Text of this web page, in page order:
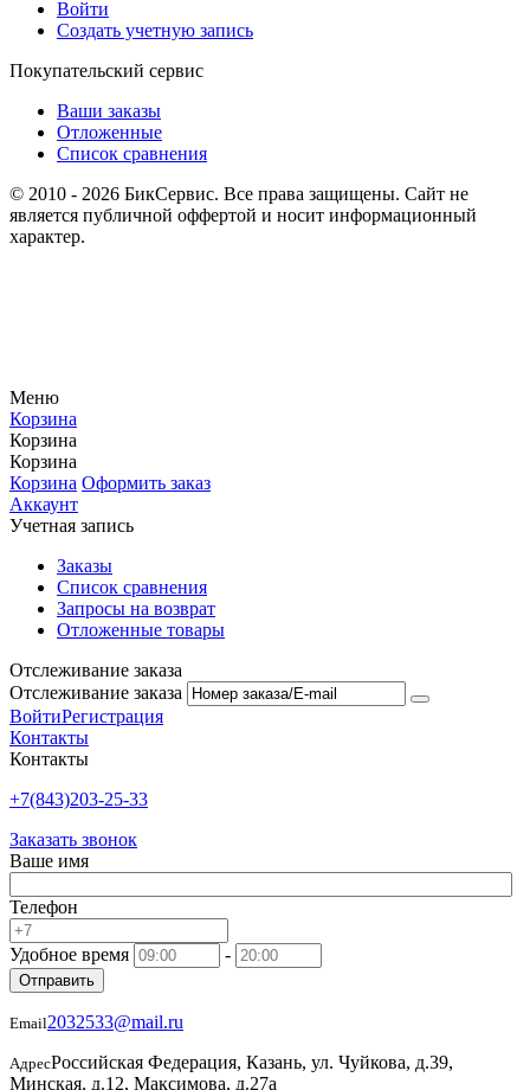
Войти
Создать учетную запись
Покупательский сервис
Ваши заказы
Отложенные
Список сравнения
© 2010 - 2026 БикСервис. Все права защищены. Сайт не
является публичной оффертой и носит информационный
характер.
Меню
Корзина
Корзина
Корзина
Корзина Оформить заказ
Аккаунт
Учетная запись
Заказы
Список сравнения
Запросы на возврат
Отложенные товары
Отслеживание заказа
Отслеживание заказа
ВойтиРегистрация
Контакты
Контакты
+7(843)203-25-33
Заказать звонок
Ваше имя
Телефон
Удобное время -
Отправить
Email2032533@mail.ru
АдресРоссийская Федерация, Казань, ул. Чуйкова, д.39,
Минская, д.12, Максимова, д.27а